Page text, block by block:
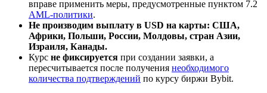
вправе применить меры, предусмотренные пунктом 7.2
AML-политики.
Не производим выплату в USD на карты: США,
Африки, Польши, России, Молдовы, стран Азии,
Израиля, Канады.
Курс не фиксируется при создании заявки, а
пересчитывается после получения необходимого
количества подтверждений по курсу биржи Bybit.